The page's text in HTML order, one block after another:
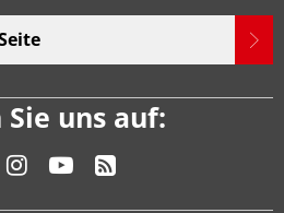
Sie uns auf: